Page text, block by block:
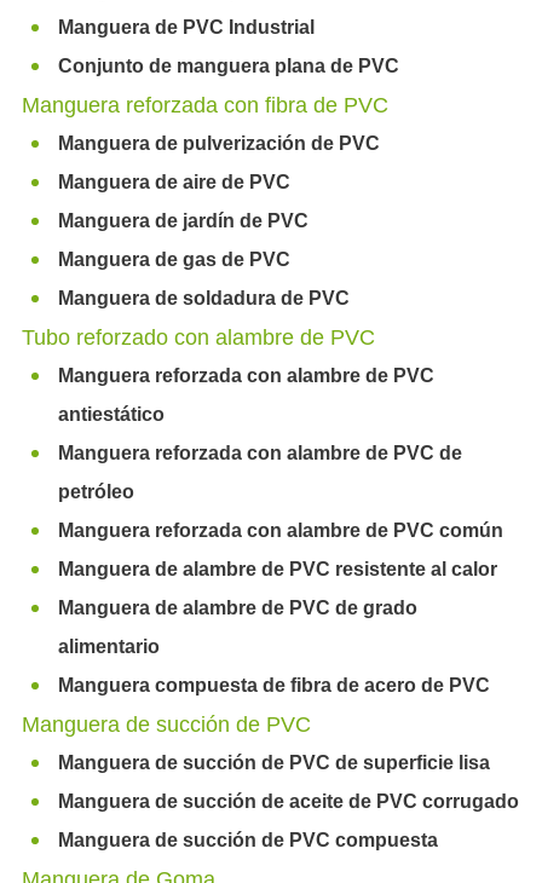
Manguera de PVC Industrial
Conjunto de manguera plana de PVC
Manguera reforzada con fibra de PVC
Manguera de pulverización de PVC
Manguera de aire de PVC
Manguera de jardín de PVC
Manguera de gas de PVC
Manguera de soldadura de PVC
Tubo reforzado con alambre de PVC
Manguera reforzada con alambre de PVC
antiestático
Manguera reforzada con alambre de PVC de
petróleo
Manguera reforzada con alambre de PVC común
Manguera de alambre de PVC resistente al calor
Manguera de alambre de PVC de grado
alimentario
Manguera compuesta de fibra de acero de PVC
Manguera de succión de PVC
Manguera de succión de PVC de superficie lisa
Manguera de succión de aceite de PVC corrugado
Manguera de succión de PVC compuesta